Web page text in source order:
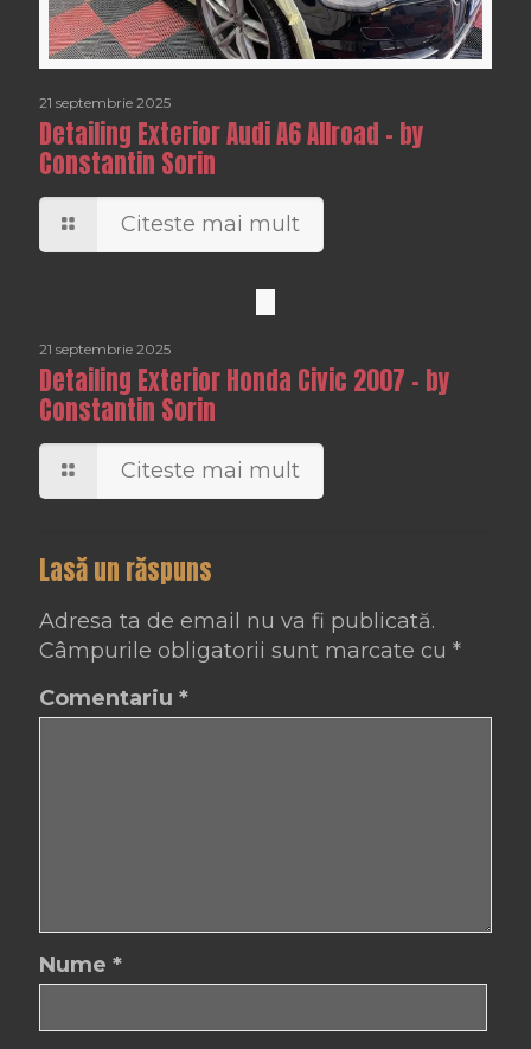
21 septembrie 2025
Detailing Exterior Audi A6 Allroad – by
Constantin Sorin
Citeste mai mult
21 septembrie 2025
Detailing Exterior Honda Civic 2007 – by
Constantin Sorin
Citeste mai mult
Lasă un răspuns
Adresa ta de email nu va fi publicată.
Câmpurile obligatorii sunt marcate cu *
Comentariu *
Nume *